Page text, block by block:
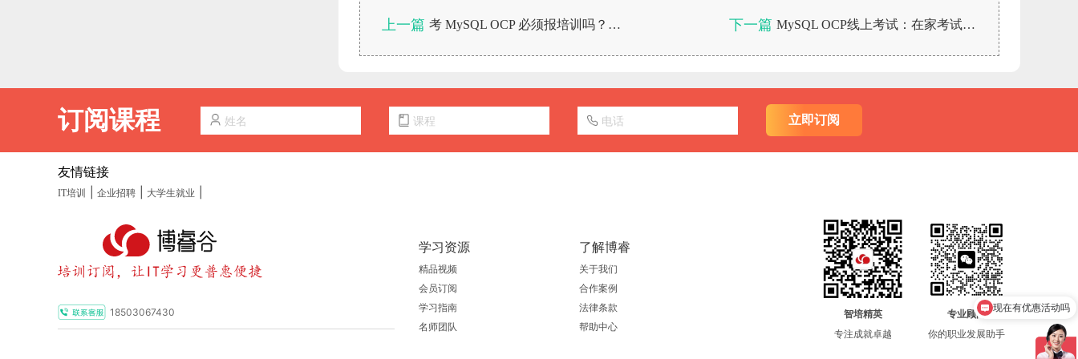
上一篇 考 MySQL OCP 必须报培训吗？自学有免费资源吗？ 下一篇 MySQL OCP线上考试：在家考试预约指南
订阅课程 立即订阅
友情链接
IT培训 企业招聘 大学生就业
18503067430
学习资源
精品视频
会员订阅
学习指南
名师团队
了解博睿
关于我们
合作案例
法律条款
帮助中心
智培精英
专注成就卓越
专业顾问
你的职业发展助手
现在有优惠活动吗
华为认证培训费用？